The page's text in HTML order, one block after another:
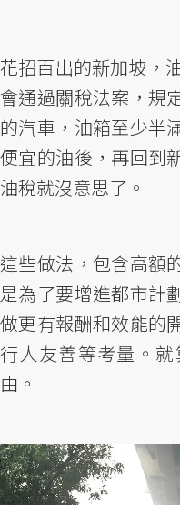
花招百出的新加坡，
會通過關稅法案，規
的汽車，油箱至少半
便宜的油後，再回到
油稅就沒意思了。
這些做法，包含高額
是為了要增進都市計
做更有報酬和效能的
行人友善等考量。
由。